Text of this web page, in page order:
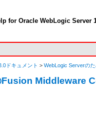
for Oracle WebLogic Server
ドキュメント > WebLogic Serverの
Middleware